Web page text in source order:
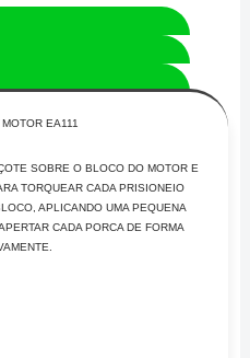
EA111
SOBRE O BLOCO DO MOTOR E
TORQUEAR CADA PRISIONEIO
APLICANDO UMA PEQUENA
CADA PORCA DE FORMA